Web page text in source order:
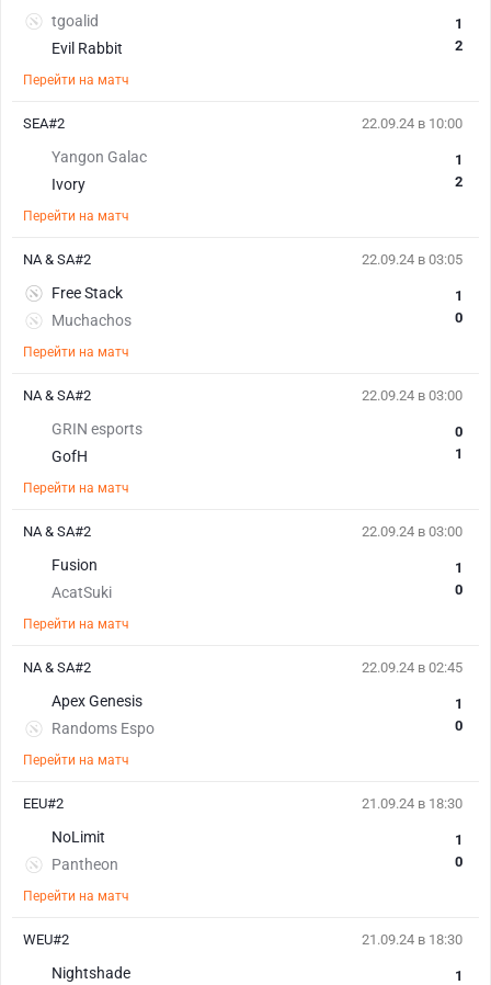
tgoalid
Evil Rabbit
1
2
Перейти на матч
22.09.24 в 10:00
Yangon Galac
Ivory
1
2
Перейти на матч
SEA#2
22.09.24 в 03:05
Free Stack
Muchachos
1
0
Перейти на матч
NA & SA#2
22.09.24 в 03:00
GRIN esports
GofH
0
1
Перейти на матч
NA & SA#2
22.09.24 в 03:00
Fusion
AcatSuki
1
0
Перейти на матч
NA & SA#2
22.09.24 в 02:45
Apex Genesis
Randoms Espo
1
0
Перейти на матч
NA & SA#2
21.09.24 в 18:30
NoLimit
Pantheon
1
0
Перейти на матч
EEU#2
21.09.24 в 18:30
Nightshade 1
WEU#2